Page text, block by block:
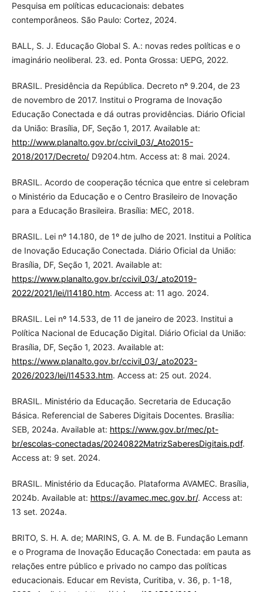
Pesquisa em políticas educacionais: debates
contemporâneos. São Paulo: Cortez, 2024.
BALL, S. J. Educação Global S. A.: novas redes políticas e o
imaginário neoliberal. 23. ed. Ponta Grossa: UEPG, 2022.
BRASIL. Presidência da República. Decreto nº 9.204, de 23
de novembro de 2017. Institui o Programa de Inovação
Educação Conectada e dá outras providências. Diário Oficial
da União: Brasília, DF, Seção 1, 2017. Available at:
http://www.planalto.gov.br/ccivil_03/_Ato2015-
2018/2017/Decreto/D9204.htm. Access at: 8 mai. 2024.
BRASIL. Acordo de cooperação técnica que entre si celebram
o Ministério da Educação e o Centro Brasileiro de Inovação
para a Educação Brasileira. Brasília: MEC, 2018.
BRASIL. Lei nº 14.180, de 1º de julho de 2021. Institui a Política
de Inovação Educação Conectada. Diário Oficial da União:
Brasília, DF, Seção 1, 2021. Available at:
https://www.planalto.gov.br/ccivil_03/_ato2019-
2022/2021/lei/l14180.htm. Access at: 11 ago. 2024.
BRASIL. Lei nº 14.533, de 11 de janeiro de 2023. Institui a
Política Nacional de Educação Digital. Diário Oficial da União:
Brasília, DF, Seção 1, 2023. Available at:
https://www.planalto.gov.br/ccivil_03/_ato2023-
2026/2023/lei/l14533.htm. Access at: 25 out. 2024.
BRASIL. Ministério da Educação. Secretaria de Educação
Básica. Referencial de Saberes Digitais Docentes. Brasília:
SEB, 2024a. Available at: https://www.gov.br/mec/pt-
br/escolas-conectadas/20240822MatrizSaberesDigitais.pdf.
Access at: 9 set. 2024.
BRASIL. Ministério da Educação. Plataforma AVAMEC. Brasília,
2024b. Available at: https://avamec.mec.gov.br/. Access at:
13 set. 2024a.
BRITO, S. H. A. de; MARINS, G. A. M. de B. Fundação Lemann
e o Programa de Inovação Educação Conectada: em pauta as
relações entre público e privado no campo das políticas
educacionais. Educar em Revista, Curitiba, v. 36, p. 1-18,